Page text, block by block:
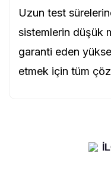
Uzun test
sistemlerin düşük
garanti eden
etmek için tüm